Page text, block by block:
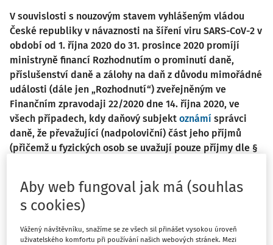
V souvislosti s nouzovým stavem vyhlášeným vládou
České republiky v návaznosti na šíření viru SARS-CoV-2 v
období od 1. října 2020 do 31. prosince 2020 promíjí
ministryně financí Rozhodnutím o prominutí daně,
příslušenství daně a zálohy na daň z důvodu mimořádné
události (dále jen „Rozhodnutí“) zveřejněným ve
Finančním zpravodaji 22/2020 dne 14. října 2020, ve
všech případech, kdy daňový subjekt oznámí správci
daně, že převažující (nadpoloviční) část jeho příjmů
(přičemž u fyzických osob se uvažují pouze příjmy dle §
majetku a 9 – z nájmu zákona o daních z příjmů) v
období od 1. 6. 2020 do 30. 9. 2020 pocházela z jedné
nebo více činností, které byly od 14. 10. 2020 zakázány
přijetí krizového opatření ze dne 12. 10. 2020 č. 1021.
Aby web fungoval jak má (souhlas
s cookies)
Vážený návštěvníku, snažíme se ze všech sil přinášet vysokou úroveň
uživatelského komfortu při používání našich webových stránek. Mezi